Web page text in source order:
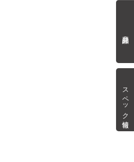
スペック情報